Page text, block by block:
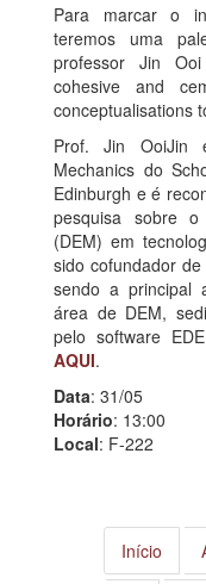
Para marcar o
teremos uma
professor Jin
cohesive and
conceptualisations
Prof. Jin OoiJin
Mechanics do
Edinburgh e é
pesquisa sobre
(DEM) em
sido cofundador
sendo a principal
área de DEM,
pelo software
AQUI.
Data: 31/05
Horário: 13:00
Local: F-222
Início